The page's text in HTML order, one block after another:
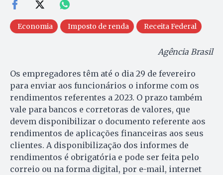
Economia Imposto de renda Receita Federal
Agência Brasil
Os empregadores têm até o dia 29 de fevereiro
para enviar aos funcionários o informe com os
rendimentos referentes a 2023. O prazo também
vale para bancos e corretoras de valores, que
devem disponibilizar o documento referente aos
rendimentos de aplicações financeiras aos seus
clientes. A disponibilização dos informes de
rendimentos é obrigatória e pode ser feita pelo
correio ou na forma digital, por e-mail, internet